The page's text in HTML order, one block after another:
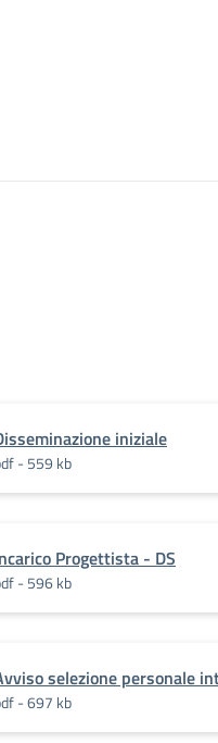
iniziale
- 559 kb
Progettista - DS
- 596 kb
selezione personale
- 697 kb